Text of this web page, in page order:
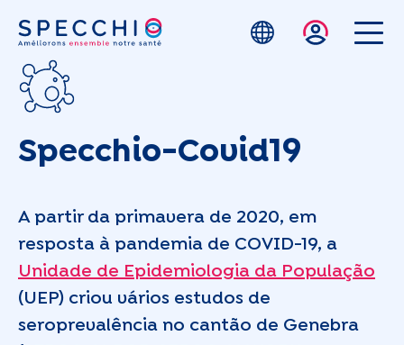
Skip to main content
Specchio-Covid19
A partir da primavera de 2020, em
resposta à pandemia de COVID-19, a
Unidade de Epidemiologia da População
(UEP) criou vários estudos de
seroprevalência no cantão de Genebra